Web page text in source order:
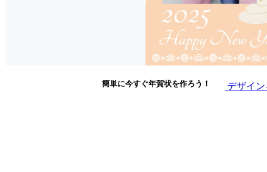
簡単に今すぐ年賀状を作ろう！ デザイ